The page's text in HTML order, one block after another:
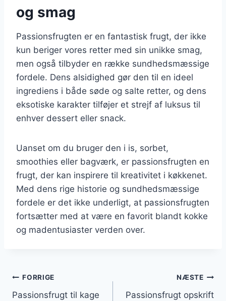
og smag
Passionsfrugten er en fantastisk frugt, der ikke
kun beriger vores retter med sin unikke smag,
men også tilbyder en række sundhedsmæssige
fordele. Dens alsidighed gør den til en ideel
ingrediens i både søde og salte retter, og dens
eksotiske karakter tilføjer et strejf af luksus til
enhver dessert eller snack.
Uanset om du bruger den i is, sorbet,
smoothies eller bagværk, er passionsfrugten en
frugt, der kan inspirere til kreativitet i køkkenet.
Med dens rige historie og sundhedsmæssige
fordele er det ikke underligt, at passionsfrugten
fortsætter med at være en favorit blandt kokke
og madentusiaster verden over.
Indlægsnavigation
FORRIGE
Passionsfrugt til kage
NÆSTE
Passionsfrugt opskrift